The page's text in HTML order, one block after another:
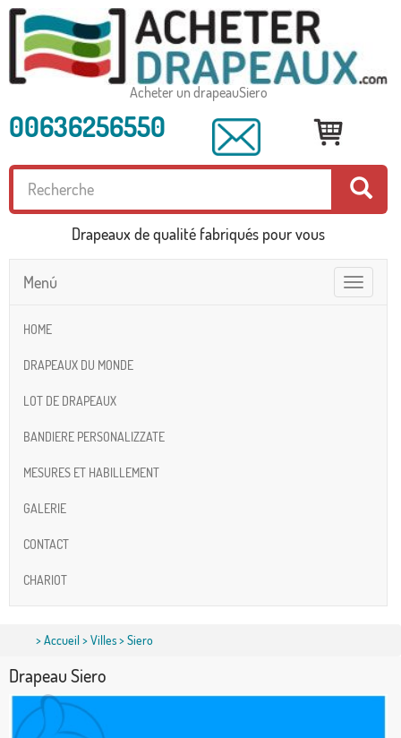
Acheter un drapeauSiero
00636256550
Drapeaux de qualité fabriqués pour vous
Toggle
navigation
Menú
HOME
DRAPEAUX DU MONDE
LOT DE DRAPEAUX
BANDIERE PERSONALIZZATE
MESURES ET HABILLEMENT
GALERIE
CONTACT
CHARIOT
>Accueil>Villes> Siero
Drapeau Siero